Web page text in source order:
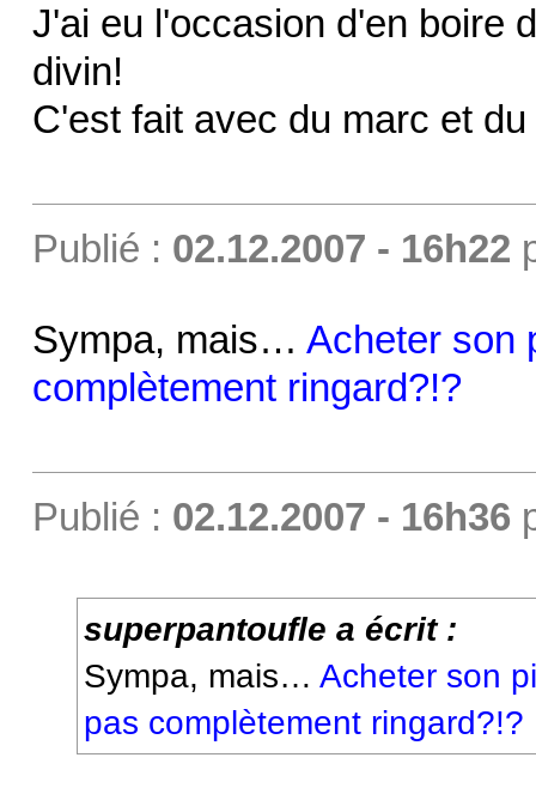
J'ai eu l'occasion d'en boire
divin!
C'est fait avec du marc et
Publié : 02.12.2007 - 16h22
Sympa, mais… Acheter son
complètement ringard?!?
Publié : 02.12.2007 - 16h36
superpantoufle a écrit :
Sympa, mais…Acheter son
pas complètement ringard?!?